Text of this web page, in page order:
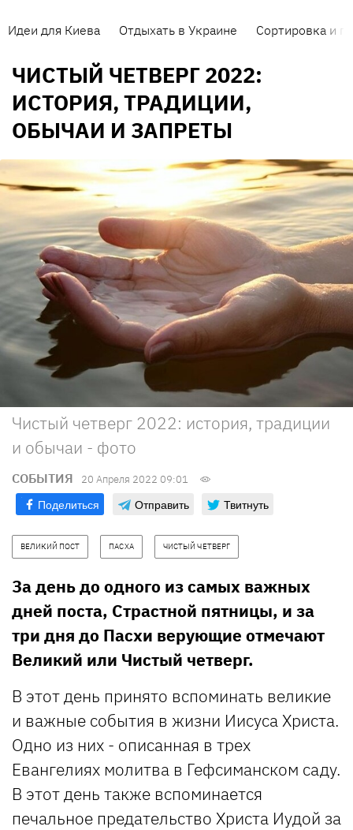
Идеи для Киева Отдыхать в Украине Сортировка и
ЧИСТЫЙ ЧЕТВЕРГ 2022:
ИСТОРИЯ, ТРАДИЦИИ,
ОБЫЧАИ И ЗАПРЕТЫ
Чистый четверг 2022: история, традиции
и обычаи - фото
СОБЫТИЯ 20 Апреля 2022 09:01
Поделиться Отправить Твитнуть
ВЕЛИКИЙ ПОСТ ПАСХА ЧИСТЫЙ ЧЕТВЕРГ
За день до одного из самых важных
дней поста, Страстной пятницы, и за
три дня до Пасхи верующие отмечают
Великий или Чистый четверг.
В этот день принято вспоминать великие
и важные события в жизни Иисуса Христа.
Одно из них - описанная в трех
Евангелиях молитва в Гефсиманском саду.
В этот день также вспоминается
печальное предательство Христа Иудой за